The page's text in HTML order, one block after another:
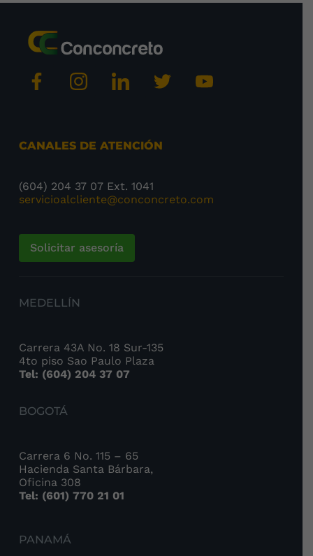
CANALES DE ATENCIÓN
(604) 204 37 07 Ext. 1041
servicioalcliente@conconcreto.com
Solicitar asesoría
MEDELLÍN
Carrera 43A No. 18 Sur-135
4to piso Sao Paulo Plaza
Tel: (604) 204 37 07
BOGOTÁ
Carrera 6 No. 115 – 65
Hacienda Santa Bárbara,
Oficina 308
Tel: (601) 770 21 01
PANAMÁ